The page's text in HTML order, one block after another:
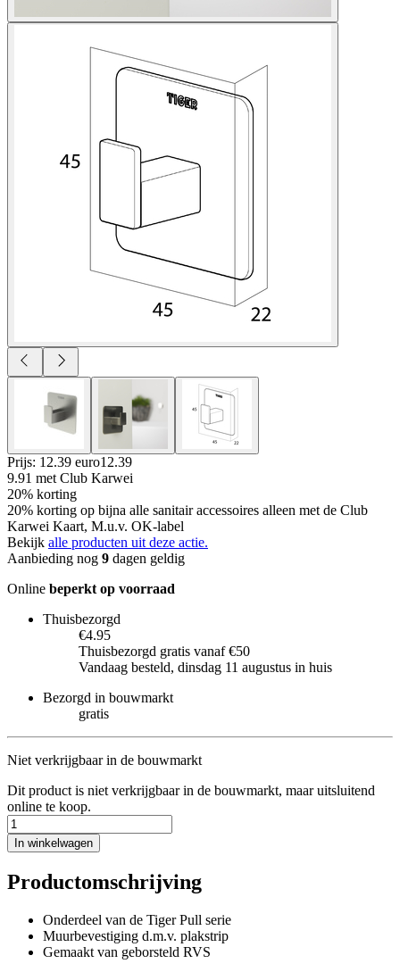
Prijs: 12.39 euro12.39
9.91 met Club Karwei
20% korting
20% korting op bijna alle sanitair accessoires alleen met de Club
Karwei Kaart, M.u.v. OK-label
Bekijk alle producten uit deze actie.
Aanbieding nog 9 dagen geldig
Online beperkt op voorraad
Thuisbezorgd
€4.95
Thuisbezorgd gratis vanaf €50
Vandaag besteld, dinsdag 11 augustus in huis
Bezorgd in bouwmarkt
gratis
Niet verkrijgbaar in de bouwmarkt
Dit product is niet verkrijgbaar in de bouwmarkt, maar uitsluitend
online te koop.
In winkelwagen
Productomschrijving
Onderdeel van de Tiger Pull serie
Muurbevestiging d.m.v. plakstrip
Gemaakt van geborsteld RVS